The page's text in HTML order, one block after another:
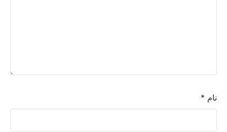
نام *